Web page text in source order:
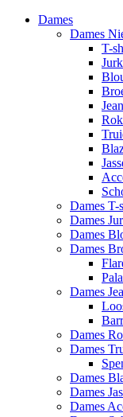
Dames
Dames
T-
Dames T-
Dames
Dames
Dames
Dames
Dames
Dames
Dames
Dames
Dames